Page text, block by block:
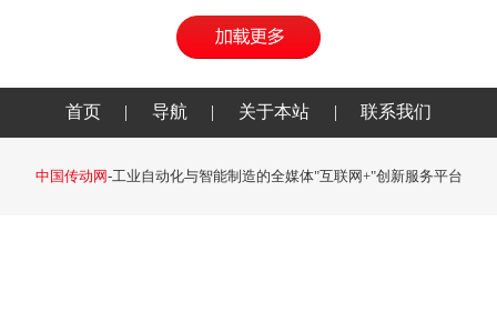
首页 | 导航 | 关于本站 | 联系我们
中国传动网-工业自动化与智能制造的全媒体"互联网+"创新服务平台